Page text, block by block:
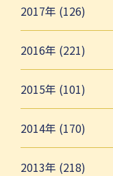
2017年 (126)
2016年 (221)
2015年 (101)
2014年 (170)
2013年 (218)